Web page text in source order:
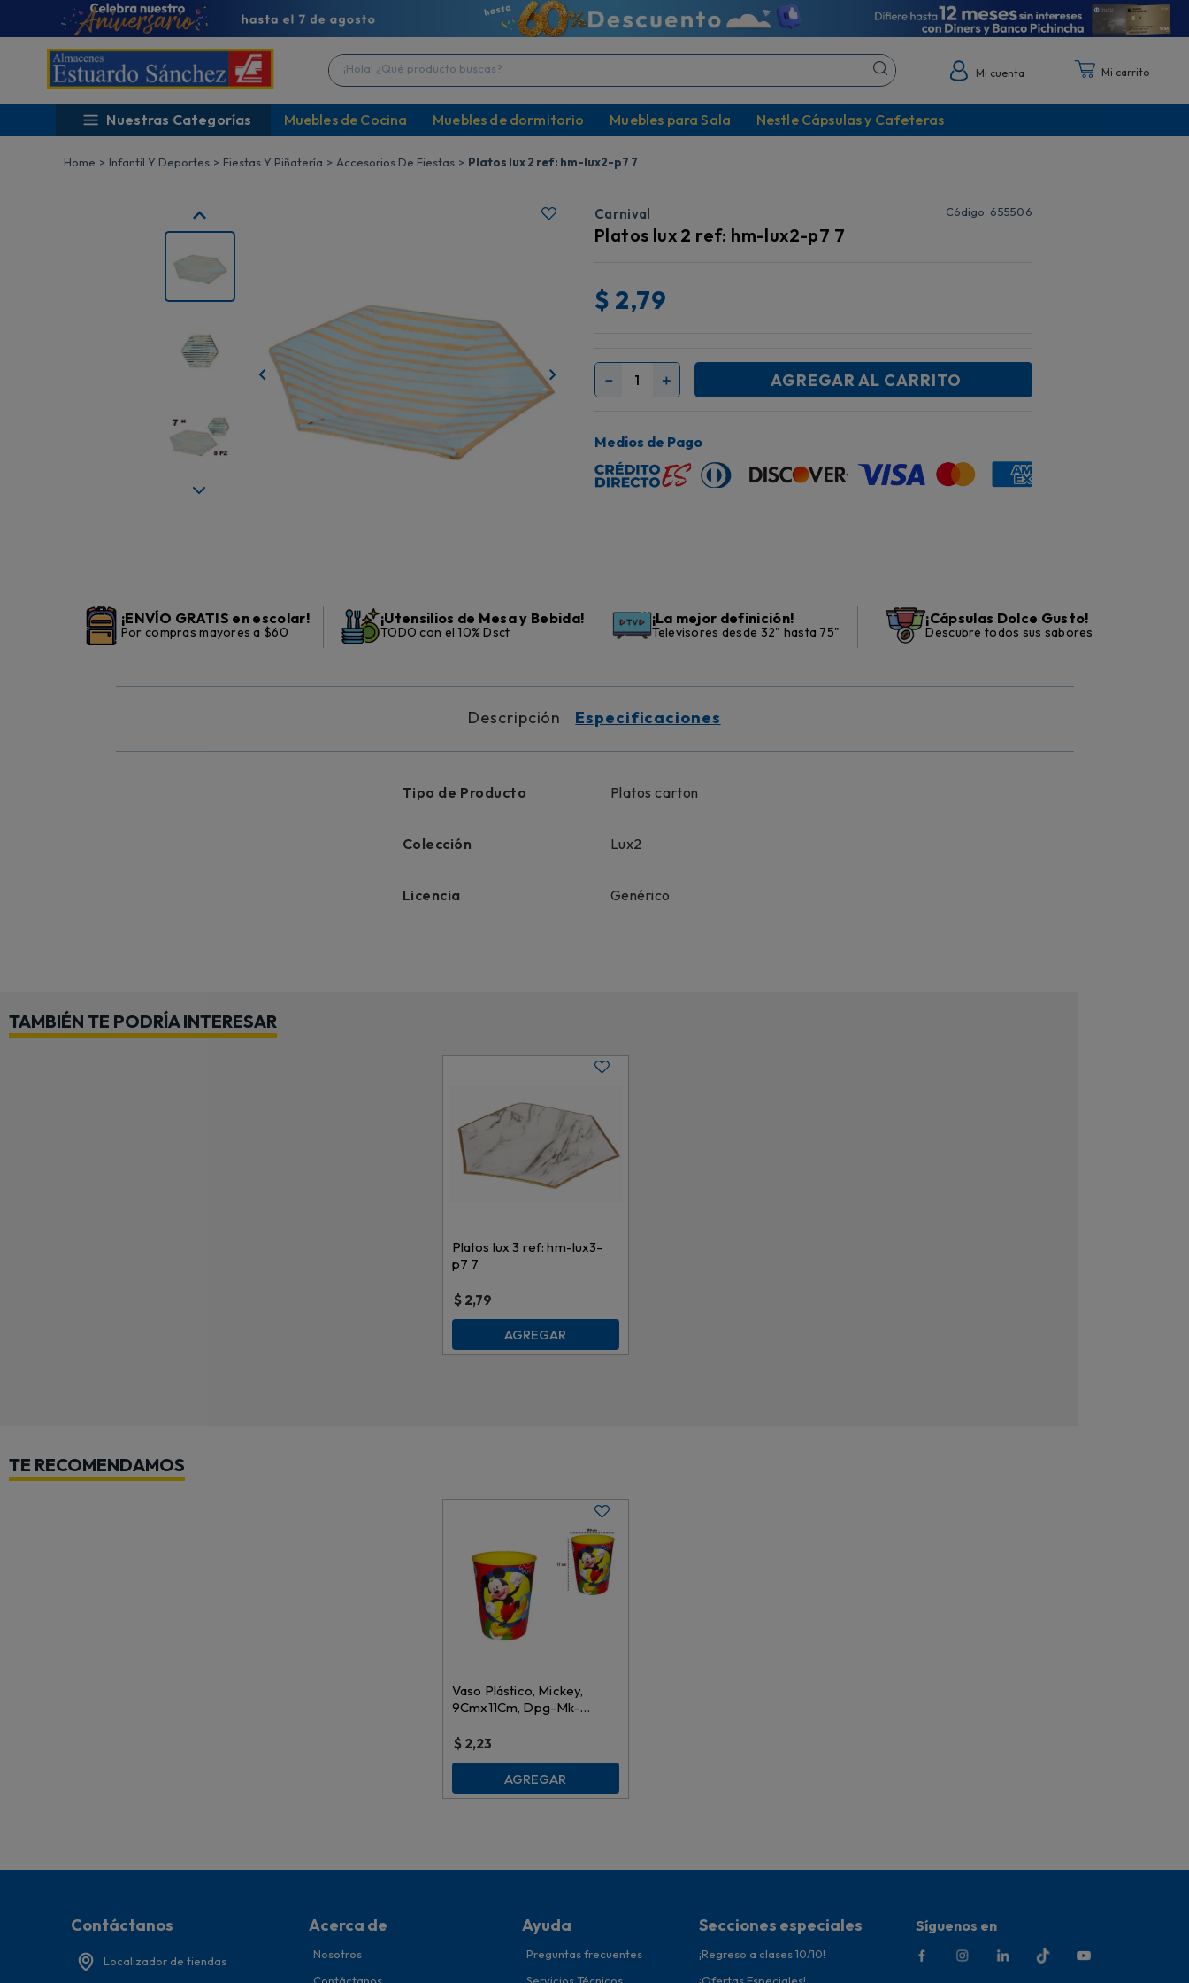
¡Hola! ¿Qué producto buscas?
Mi cuenta
Nuestras Categorías Muebles de Cocina Muebles de dormitorio Muebles para Sala Nestle Cápsulas y Cafeteras
Infantil Y Deportes Fiestas Y Piñatería Accesorios De Fiestas Platos lux 2 ref: hm-lux2-p7 7
Carnival : 655506
Platos lux 2 ref: hm-lux2-p7 7
$ 2,79
＋
－ AGREGAR AL CARRITO
Medios de Pago
¡ENVÍO GRATIS en escolar!
Por compras mayores a $60
¡Utensilios de Mesa y Bebida!
TODO con el 10% Dsct
¡La mejor definición!
Televisores desde 32" hasta 75"
¡Cápsulas Dolce Gusto!
Descubre todos sus sabores
Descripción Especificaciones
Tipo de Producto Platos carton
Colección Lux2
Licencia Genérico
TAMBIÉN TE PODRÍA INTERESAR
Platos lux 3 ref: hm-lux3-
p7 7
$ 2,79
AGREGAR
TE RECOMENDAMOS
Vaso Plástico, Mickey,
9Cmx11Cm, Dpg-Mk-
$ 2,23
AGREGAR
Contáctanos
Localizador de tiendas
Acerca de
Nosotros
Ayuda
Preguntas frecuentes
Secciones especiales
¡Regreso a clases 10/10!
Síguenos en